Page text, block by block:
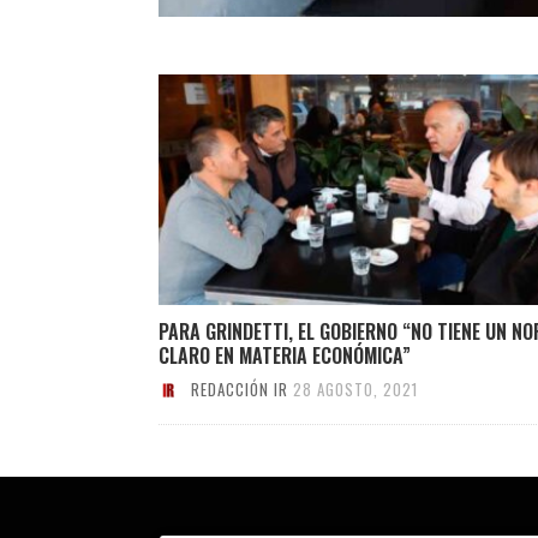
PARA GRINDETTI, EL GOBIERNO “NO TIENE UN
CLARO EN MATERIA ECONÓMICA”
REDACCIÓN IR 28 AGOSTO, 2021